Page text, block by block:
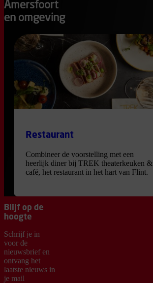
Amersfoort
en omgeving
Restaurant
Combineer de voorstelling met een
heerlijk diner bij TREK theaterkeuken &
café, het restaurant in het hart van Flint.
Blijf op de
hoogte
Schrijf je in
voor de
nieuwsbrief en
ontvang het
laatste nieuws in
je mail